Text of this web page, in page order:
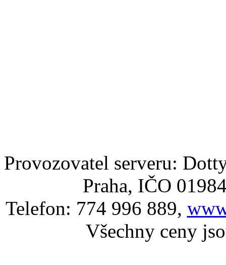
Provozovatel serveru:
Praha, IČO
Telefon: 774 996 889,
Všechny ceny